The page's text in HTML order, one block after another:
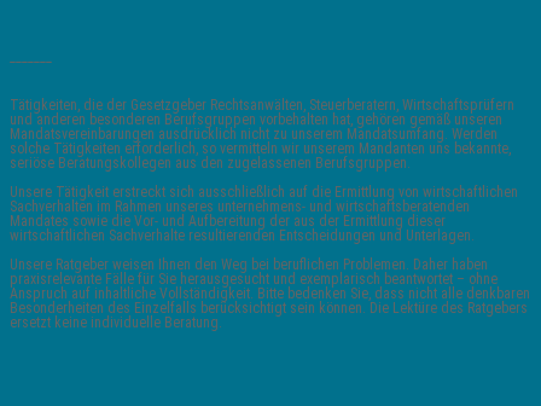
Tätigkeiten, die der Gesetzgeber Rechtsanwälten, Steuerberatern, Wirtschaftsprüfern
und anderen besonderen Berufsgruppen vorbehalten hat, gehören gemäß unseren
Mandatsvereinbarungen ausdrücklich nicht zu unserem Mandatsumfang. Werden
solche Tätigkeiten erforderlich, so vermitteln wir unserem Mandanten uns bekannte,
seriöse Beratungskollegen aus den zugelassenen Berufsgruppen.
Unsere Tätigkeit erstreckt sich ausschließlich auf die Ermittlung von wirtschaftlichen
Sachverhalten im Rahmen unseres unternehmens- und wirtschaftsberatenden
Mandates sowie die Vor- und Aufbereitung der aus der Ermittlung dieser
wirtschaftlichen Sachverhalte resultierenden Entscheidungen und Unterlagen.
Unsere Ratgeber weisen Ihnen den Weg bei beruflichen Problemen. Daher haben
praxisrelevante Fälle für Sie herausgesucht und exemplarisch beantwortet – ohne
Anspruch auf inhaltliche Vollständigkeit. Bitte bedenken Sie, dass nicht alle denkbaren
Besonderheiten des Einzelfalls berücksichtigt sein können. Die Lektüre des Ratgebers
ersetzt keine individuelle Beratung.